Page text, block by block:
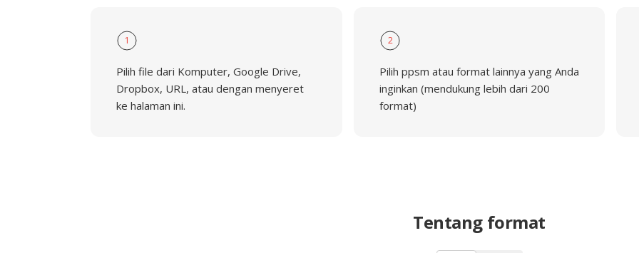
1
Pilih file dari Komputer, Google Drive,
Dropbox, URL, atau dengan menyeret
ke halaman ini.
2
Pilih ppsm atau format lainnya yang Anda
inginkan (mendukung lebih dari 200
format)
Tentang format